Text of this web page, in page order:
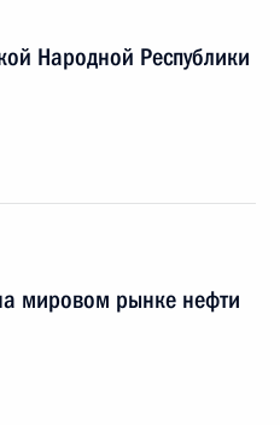
Народной Республики
мировом рынке нефти